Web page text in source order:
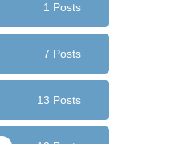
1 Posts
7 Posts
13 Posts